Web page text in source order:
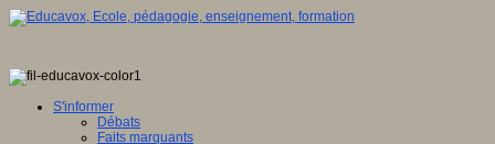
S'informer
Débats
Faits marquants